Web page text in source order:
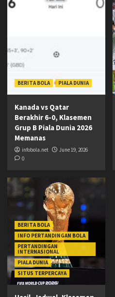
BERITA BOLA PIALA DUNIA
Kanada vs Qatar
Berakhir 6-0, Klasemen
Grup B Piala Dunia 2026
Memanas
infobola.net
June 19, 2026
0
BERITA BOLA
INFO PERTANDINGAN BOLA
PERTANDINGAN
INTERNASIONAL
PIALA DUNIA
SITUS TERPERCAYA